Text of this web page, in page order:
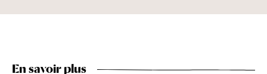
En savoir plus